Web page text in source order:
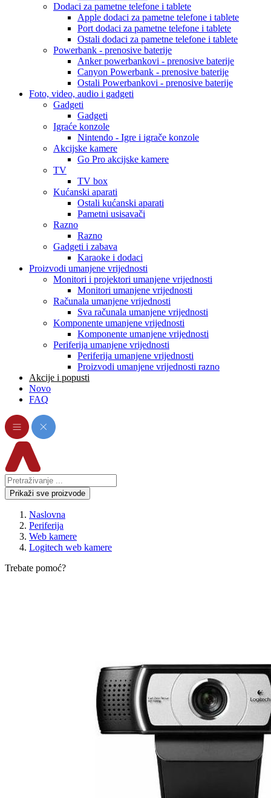
Dodaci za pametne telefone i tablete
Apple dodaci za pametne telefone i tablete
Port dodaci za pametne telefone i tablete
Ostali dodaci za pametne telefone i tablete
Powerbank - prenosive baterije
Anker powerbankovi - prenosive baterije
Canyon Powerbank - prenosive baterije
Ostali Powerbankovi - prenosive baterije
Foto, video, audio i gadgeti
Gadgeti
Gadgeti
Igraće konzole
Nintendo - Igre i igrače konzole
Akcijske kamere
Go Pro akcijske kamere
TV
TV box
Kućanski aparati
Ostali kućanski aparati
Pametni usisavači
Razno
Razno
Gadgeti i zabava
Karaoke i dodaci
Proizvodi umanjene vrijednosti
Monitori i projektori umanjene vrijednosti
Monitori umanjene vrijednosti
Računala umanjene vrijednosti
Sva računala umanjene vrijednosti
Komponente umanjene vrijednosti
Komponente umanjene vrijednosti
Periferija umanjene vrijednosti
Periferija umanjene vrijednosti
Proizvodi umanjene vrijednosti razno
Akcije i popusti
Novo
FAQ
Prikaži sve proizvode
Naslovna
Periferija
Web kamere
Logitech web kamere
Trebate pomoć?